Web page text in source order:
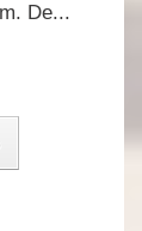
De...